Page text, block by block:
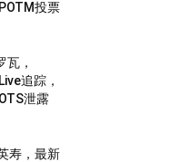
投票
瓦，
追踪，
泄露
寿，最新